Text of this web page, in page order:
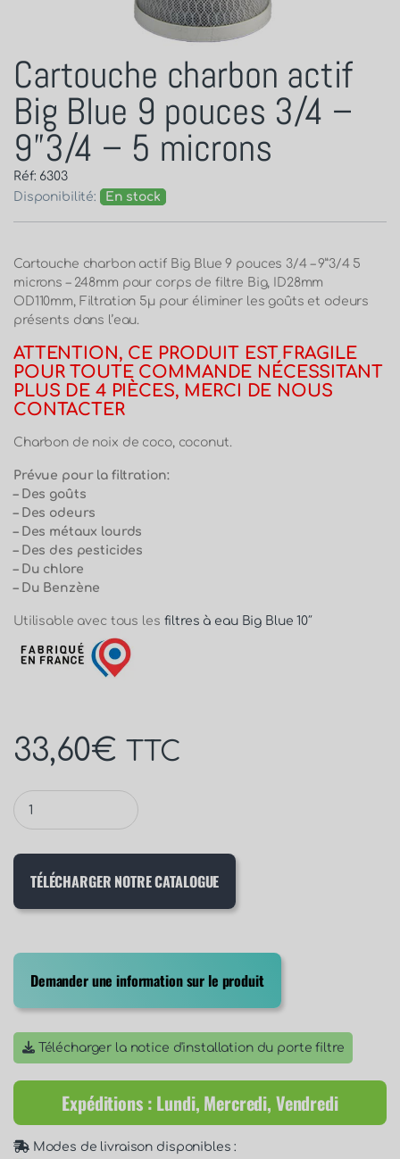
Cartouche charbon actif
Big Blue 9 pouces 3/4 –
9”3/4 – 5 microns
Réf: 6303
Disponibilité:
En stock
Cartouche charbon actif Big Blue 9 pouces 3/4 – 9”3/4 5
microns – 248mm pour corps de filtre Big, ID28mm
OD110mm, Filtration 5µ pour éliminer les goûts et odeurs
présents dans l’eau.
ATTENTION, CE PRODUIT EST FRAGILE
POUR TOUTE COMMANDE NÉCESSITANT
PLUS DE 4 PIÈCES, MERCI DE NOUS
CONTACTER
Charbon de noix de coco, coconut.
Prévue pour la filtration:
– Des goûts
– Des odeurs
– Des métaux lourds
– Des des pesticides
– Du chlore
– Du Benzène
Utilisable avec tous les filtres à eau Big Blue 10″
33,60€ TTC
TÉLÉCHARGER NOTRE CATALOGUE
Demander une information sur le produit
Télécharger la notice d'installation du porte filtre
Expéditions : Lundi, Mercredi, Vendredi
Modes de livraison disponibles :